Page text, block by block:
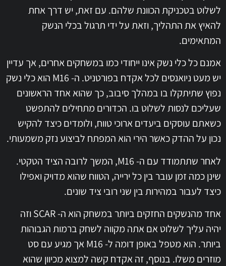
לשלוט בטכניקת הכוונת שלהם. עם זאת, יש דרך אחת
להאיץ את התהליך, וזאת על ידי תרגול בכלי הנשק
המתאימים.
אמנם כל כלי נשק אינו ייחודי כמו במשחקים אחרים, אך עדיין
יש מעט ניואנסים לכל אקדח בפורטניט. ה- M16 הוא כלי נשק
נפוץ שתיתקלו בו במהלך סיבוב, כך שהוא אחד הראשונים
שעליכם לנסות לשלוט בו. הכדורים מתחילים להתפשט
כשאתם עוסקים ביעדים ארוכי טווח, ולומדים כיצד להקיש
נכון על ההדק כאשר הירי הוא המפתח לביצוע נזק משמעותי.
לאחר שתתמודד עם ה- M16, המשך לרובה הציד הטקטי.
שינן כמה זמן עובר בין כל ירייה, הטווח שהוא מדויק ואפילו
כיצד לעבור במהירות בין שני רובי ציד שונים.
אחד מהנשקים החזקים ביותר במשחק הוא ה- SCAR וזה
יהיה עליך לשלוט אם אתה מקווה לשחק ברמות הגבוהות
ביותר. הוא מטפל באופן דומה ל- M16 אך מגיע עם סט
מוזרים משלו. בנוסף, זה אקדח קשה למצוא מכיוון שהוא